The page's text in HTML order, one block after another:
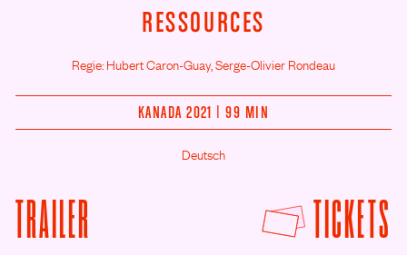
RESSOURCES
Regie: Hubert Caron-Guay, Serge-Olivier Rondeau
KANADA 2021 | 99 MIN
Deutsch
TRAILER
TICKETS